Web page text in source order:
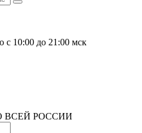
с 10:00 до 21:00 мск
РОССИИ